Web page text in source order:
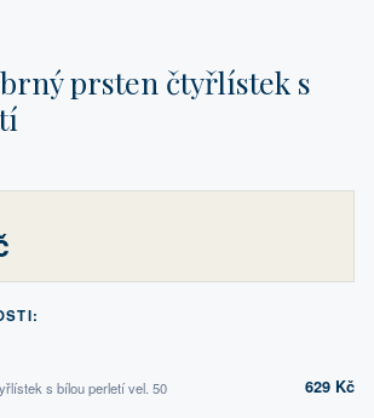
prsten čtyřlístek s
s bílou perletí vel. 50
629 Kč